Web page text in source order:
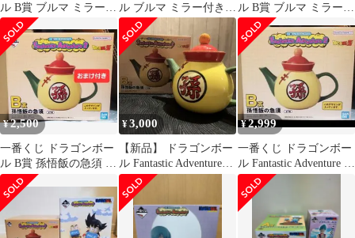
ル B賞 ブルマ ミラー付
きフィギュア
ル ブルマ ミラー付きフ
ィギュア
ル B賞 ブルマ ミラー付
きフィギュア
¥2,500
一番くじ ドラゴンボー
ル B賞 孫悟飯の急須 お
まけ E賞 陶器コレクシ
ョン
¥3,000
【新品】 ドラゴンボー
ル Fantastic Adventure2
B賞 急須
¥2,999
一番くじ ドラゴンボー
ル Fantastic Adventure 2
B賞